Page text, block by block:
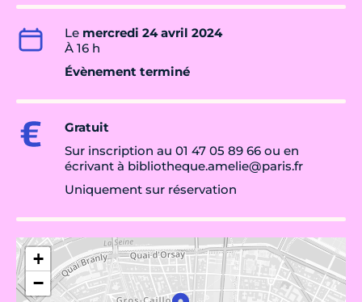
Le mercredi 24 avril 2024
À 16 h
Évènement terminé
Gratuit
Sur inscription au 01 47 05 89 66 ou en
écrivant à bibliotheque.amelie@paris.fr
Uniquement sur réservation
+
−